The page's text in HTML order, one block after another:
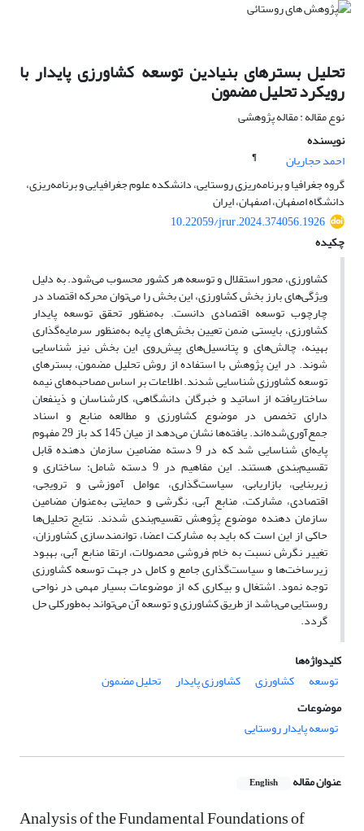
تحلیل بسترهای بنیادین توسعه کشاورزی پایدار با
رویکرد تحلیل مضمون
نوع مقاله : مقاله پژوهشی
نویسنده
احمد حجاریان
¶
گروه جغرافیا و برنامه‌ریزی روستایی، دانشکده علوم جغرافیایی و برنامه‌ریزی،
دانشگاه اصفهان، اصفهان، ایران
10.22059/jrur.2024.374056.1926
چکیده
کشاورزی، محور استقلال و توسعه هر کشور محسوب می‌شود. به دلیل
ویژگی‌های بارز بخش کشاورزی، این بخش را می‌توان محرکه اقتصاد در
چارچوب توسعه اقتصادی دانست. به‌منظور تحقق توسعه پایدار
کشاورزی، بایستی ضمن تعیین بخش‌های پایه به‌منظور سرمایه‌گذاری
بهینه، چالش‌های و پتانسیل‌های پیش‌روی این بخش نیز شناسایی
شوند. در این پژوهش با استفاده از روش تحلیل مضمون، بسترهای
توسعه کشاورزی شناسایی شدند. اطلاعات بر اساس مصاحبه‌های نیمه
ساختاریافته از اساتید و خبرگان دانشگاهی، کارشناسان و ذینفعان
دارای تخصص در موضوع کشاورزی و مطالعه منابع و اسناد
جمع‌آوری‌شده‌اند. یافته‌ها نشان می‌دهد از میان 145 کد باز 29 مفهوم
پایه‌ای شناسایی شد که در 9 دسته مضامین سازمان دهنده قابل
تقسیم‌بندی هستند. این مفاهیم در 9 دسته شامل: ساختاری و
زیربنایی، بازاریابی، سیاست‌گذاری، عوامل آموزشی و ترویجی،
اقتصادی، مشارکت، منابع آبی، نگرشی و حمایتی به‌عنوان مضامین
سازمان دهنده موضوع پژوهش تقسیم‌بندی شدند. نتایج تحلیل‌ها
حاکی از این است که باید به مشارکت اعضا، توانمندسازی کشاورزان،
تغییر نگرش نسبت به خام فروشی محصولات، ارتقا منابع آبی، بهبود
زیرساخت‌ها و سیاست‌گذاری جامع و کامل در جهت توسعه کشاورزی
توجه نمود. اشتغال و بیکاری که از موضوعات بسیار مهمی در نواحی
روستایی می‌باشد از طریق کشاورزی و توسعه آن می‌تواند به‌طورکلی حل
گردد.
کلیدواژه‌ها
توسعه
کشاورزی کشاورزی پایدار
تحلیل مضمون
موضوعات
توسعه پایدار روستایی
عنوان مقاله English
Analysis of the Fundamental Foundations of